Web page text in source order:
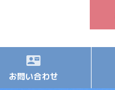
お問い合わせ